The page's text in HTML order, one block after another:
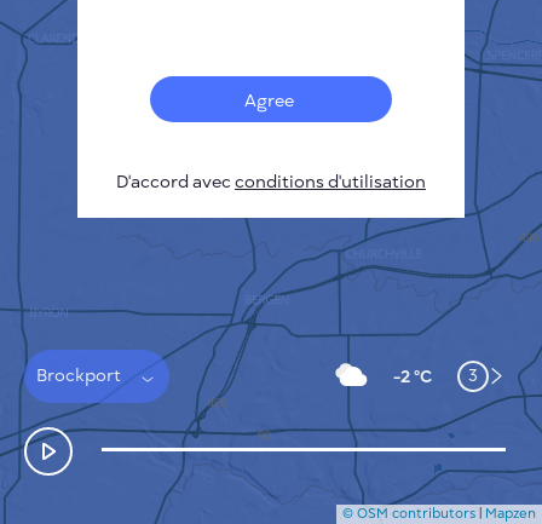
Carte de la pollution
Taches thermiques
Brockport -2 °C 3
COMMENT ÇA MARCHE
POLITIQUE DE CONFIDENTIALITÉ
CONDITIONS GÉNÉRALES D'UTILISATION
GUIDE D'INSTALLATION
FAQ
NOUS CONTACTER
© OSM contributors | Mapzen
Agree
D'accord avecconditions d'utilisation